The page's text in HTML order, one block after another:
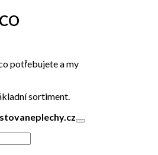
potřebujete a my
sortiment.